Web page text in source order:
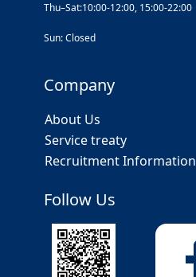
Thu–Sat:10:00-12:00, 15:00-22:00
Sun: Closed
Company
About Us
Service treaty
Recruitment Information
Follow Us